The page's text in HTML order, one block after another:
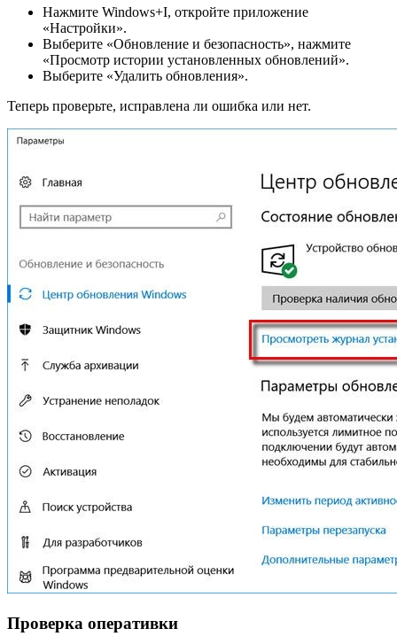
Нажмите Windows+I, откройте приложение
«Настройки».
Выберите «Обновление и безопасность», нажмите
«Просмотр истории установленных обновлений».
Выберите «Удалить обновления».
Теперь проверьте, исправлена ли ошибка или нет.
Проверка оперативки